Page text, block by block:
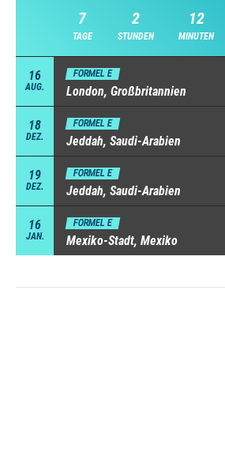
7
TAGE
2
STUNDEN
12
MINUTEN
16
AUG.
FORMEL E
London, Großbritannien
18
DEZ.
FORMEL E
Jeddah, Saudi-Arabien
19
DEZ.
FORMEL E
Jeddah, Saudi-Arabien
16
JAN.
FORMEL E
Mexiko-Stadt, Mexiko